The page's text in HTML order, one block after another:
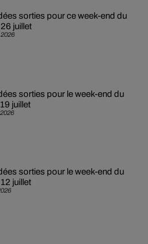
2026
sorties pour ce week-end du
juillet
sorties pour le week-end du
juillet
sorties pour le week-end du
juillet